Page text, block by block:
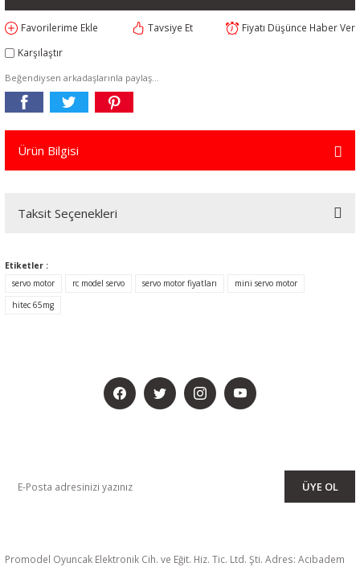
Tavsiye Et
Fiyatı Düşünce Haber Ver
Karşılaştır
Beğendiysen arkadaşlarınla paylaş...
Ürün Bilgisi
Taksit Seçenekleri
Etiketler :
servo motor
rc model servo servo motor fiyatları
mini servo motor
hitec 65mg
ÜYE OL
Promodel Oyuncak Elektronik Cih. ve Eğit. Hiz. Tic. Ltd. Şti. Adres: Acıbadem